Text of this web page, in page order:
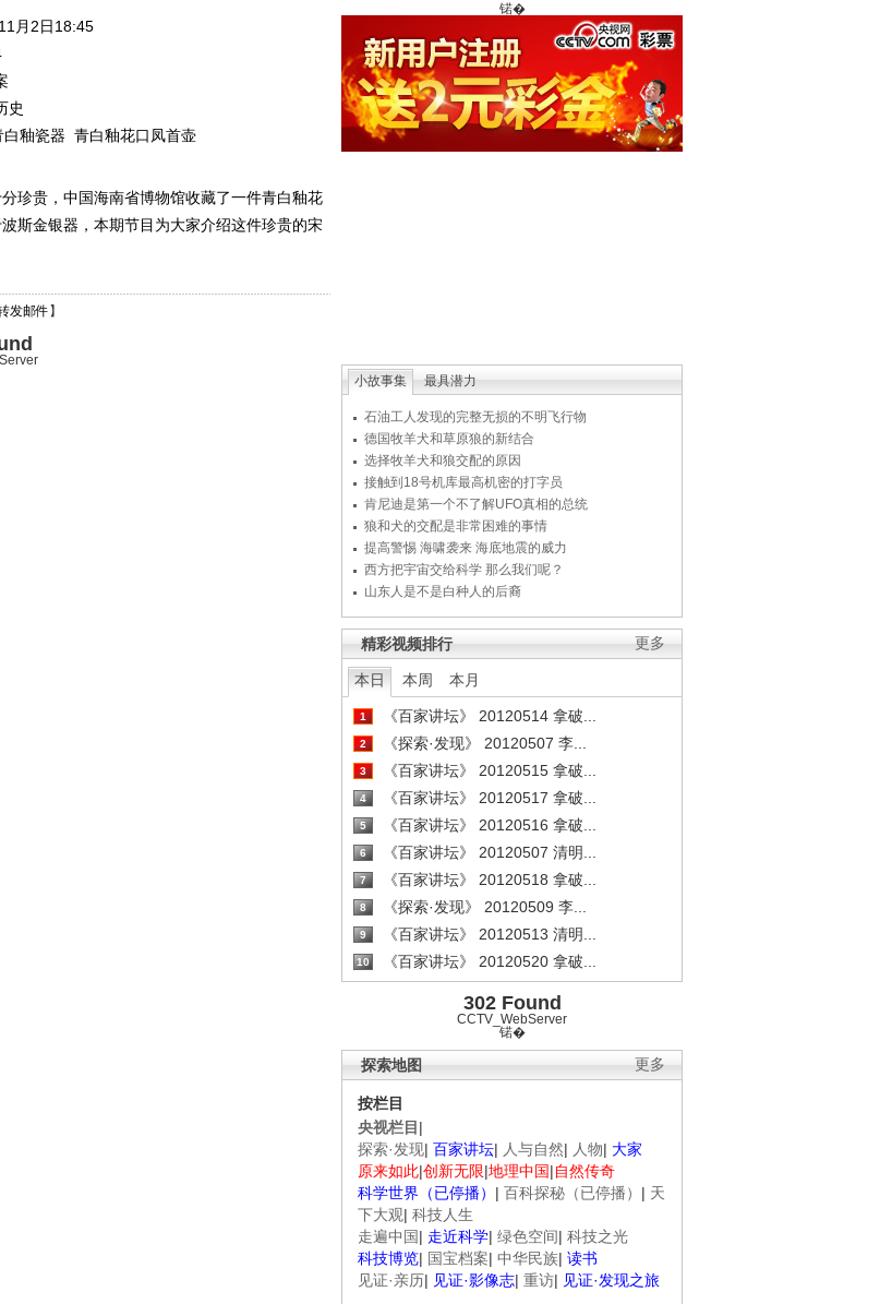
月2日18:45
史
白釉瓷器 青白釉花口凤首壶
珍贵，中国海南省博物馆收藏了一件青白釉花
斯金银器，本期节目为大家介绍这件珍贵的宋
发邮件 】
锘�
小故事集 最具潜力
石油工人发现的完整无损的不明飞行物
德国牧羊犬和草原狼的新结合
选择牧羊犬和狼交配的原因
接触到18号机库最高机密的打字员
肯尼迪是第一个不了解UFO真相的总统
狼和犬的交配是非常困难的事情
提高警惕 海啸袭来 海底地震的威力
西方把宇宙交给科学 那么我们呢？
山东人是不是白种人的后裔
更多
精彩视频排行
本日 本周 本月
1 《百家讲坛》 20120514 拿破...
2 《探索·发现》 20120507 李...
3 《百家讲坛》 20120515 拿破...
4 《百家讲坛》 20120517 拿破...
5 《百家讲坛》 20120516 拿破...
6 《百家讲坛》 20120507 清明...
7 《百家讲坛》 20120518 拿破...
8 《探索·发现》 20120509 李...
9 《百家讲坛》 20120513 清明...
10 《百家讲坛》 20120520 拿破...
302 Found
CCTV_WebServer
锘�
更多
探索地图
按栏目
央视栏目 |
探索·发现| 百家讲坛| 人与自然| 人物| 大家
原来如此|创新无限|地理中国|自然传奇
科学世界（已停播） | 百科探秘（已停播） | 天
下大观| 科技人生
走遍中国| 走近科学| 绿色空间| 科技之光
科技博览| 国宝档案| 中华民族| 读书
见证·亲历| 见证·影像志| 重访| 见证·发现之旅